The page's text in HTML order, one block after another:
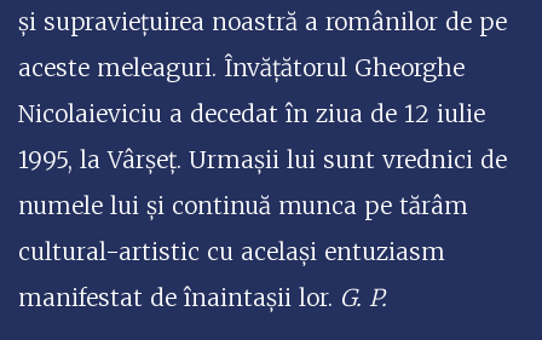
și supraviețuirea noastră a românilor de pe
aceste meleaguri. Învățătorul Gheorghe
Nicolaieviciu a decedat în ziua de 12 iulie
1995, la Vârșeț. Urmașii lui sunt vrednici de
numele lui și continuă munca pe tărâm
cultural-artistic cu același entuziasm
manifestat de înaintașii lor. G. P.